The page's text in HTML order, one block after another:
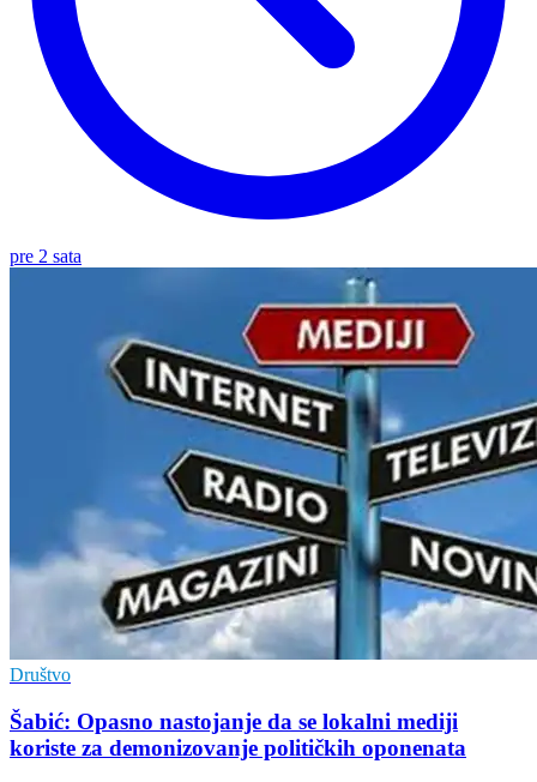
pre 2 sata
Društvo
Šabić: Opasno nastojanje da se lokalni mediji
koriste za demonizovanje političkih oponenata